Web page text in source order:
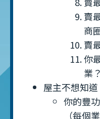
賣
商
賣
你
業？
屋主不想知道
你的豐
（每個